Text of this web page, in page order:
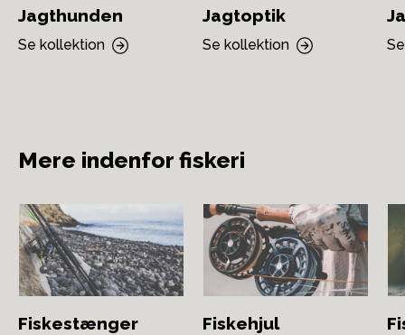
Jagthunden
Se kollektion
Jagtoptik
Se kollektion
Mere indenfor fiskeri
Fiskestænger Fiskehjul